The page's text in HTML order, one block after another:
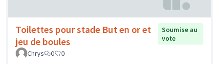
Toilettes pour stade But en or et
jeu de boules
Soumise au
vote
Chrys
0 0